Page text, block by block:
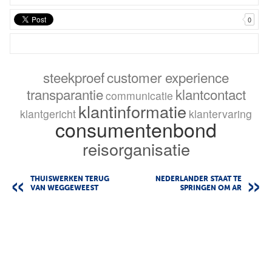
0
steekproefcustomer experience
transparantiecommunicatie klantcontact
klantgericht klantinformatie klantervaring
consumentenbond
reisorganisatie
THUISWERKEN TERUG
VAN WEGGEWEEST
NEDERLANDER STAAT TE
SPRINGEN OM AR